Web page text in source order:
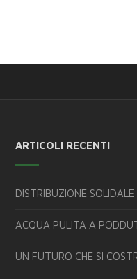
ARTICOLI RECENTI
DISTRIBUZIONE SOLIDALE
ACQUA PULITA A
UN FUTURO CHE SI